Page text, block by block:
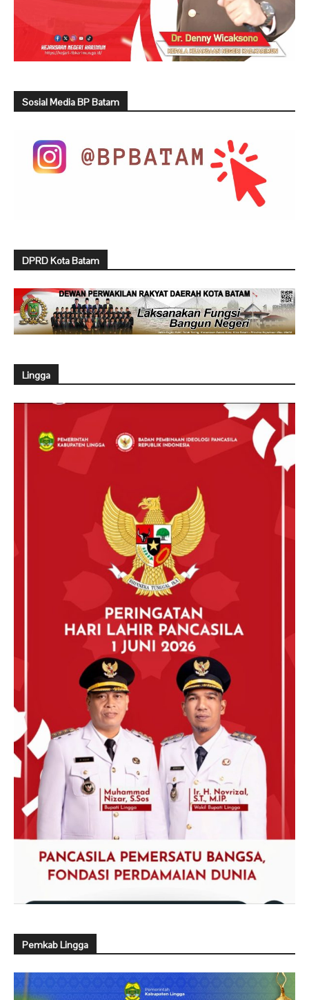
Sosial Media BP Batam
DPRD Kota Batam
Lingga
Pemkab Lingga